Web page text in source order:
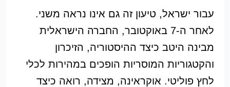
עבור ישראל, טיעון זה גם אינו נראה משני.
לאחר ה-7 באוקטובר, החברה הישראלית
מבינה היטב כיצד ההיסטוריה, הזיכרון
והקטגוריות המוסריות הופכים במהירות לכלי
לחץ פוליטי. אוקראינה, מצידה, רואה כיצד